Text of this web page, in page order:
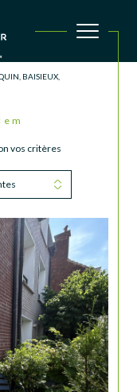
BAISIEUX,
vos critères